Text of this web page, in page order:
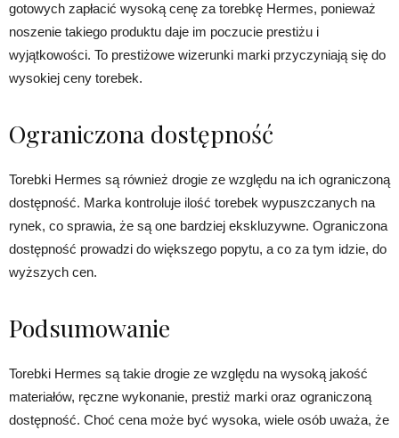
gotowych zapłacić wysoką cenę za torebkę Hermes, ponieważ
noszenie takiego produktu daje im poczucie prestiżu i
wyjątkowości. To prestiżowe wizerunki marki przyczyniają się do
wysokiej ceny torebek.
Ograniczona dostępność
Torebki Hermes są również drogie ze względu na ich ograniczoną
dostępność. Marka kontroluje ilość torebek wypuszczanych na
rynek, co sprawia, że są one bardziej ekskluzywne. Ograniczona
dostępność prowadzi do większego popytu, a co za tym idzie, do
wyższych cen.
Podsumowanie
Torebki Hermes są takie drogie ze względu na wysoką jakość
materiałów, ręczne wykonanie, prestiż marki oraz ograniczoną
dostępność. Choć cena może być wysoka, wiele osób uważa, że